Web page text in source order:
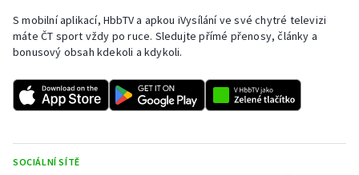
Rychlostní kanoistika
Short track
Sportovní střelba
Stolní tenis
S mobilní aplikací, HbbTV a apkou iVysílání ve své chytré televizi
máte ČT sport vždy po ruce. Sledujte přímé přenosy, články a
bonusový obsah kdekoli a kdykoli.
SOCIÁLNÍ SÍTĚ